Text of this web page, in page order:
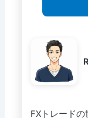
FXトレード